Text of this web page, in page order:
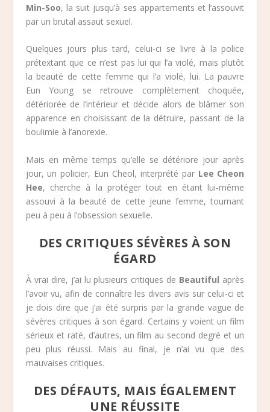
Min-Soo, la suit jusqu’à ses appartements et l’assouvit
par un brutal assaut sexuel.
Quelques jours plus tard, celui-ci se livre à la police
prétextant que ce n’est pas lui qui l’a violé, mais plutôt
la beauté de cette femme qui l’a violé, lui. La pauvre
Eun Young se retrouve complètement choquée,
détériorée de l’intérieur et décide alors de blâmer son
apparence en choisissant de la détruire, passant de la
boulimie à l’anorexie.
Mais en même temps qu’elle se détériore jour après
jour, un policier, Eun Cheol, interprété par Lee Cheon
Hee, cherche à la protéger tout en étant lui-même
assouvi à la beauté de cette jeune femme, tournant
peu à peu à l’obsession sexuelle.
DES CRITIQUES SÉVÈRES À SON
ÉGARD
À vrai dire, j’ai lu plusieurs critiques de Beautiful après
l’avoir vu, afin de connaître les divers avis sur celui-ci et
je dois dire que j’ai été surpris par la grande vague de
sévères critiques à son égard. Certains y voient un film
sérieux et raté, d’autres, un film au second degré et un
peu plus réussi. Mais au final, je n’ai vu que des
mauvaises critiques.
DES DÉFAUTS, MAIS ÉGALEMENT
UNE RÉUSSITE